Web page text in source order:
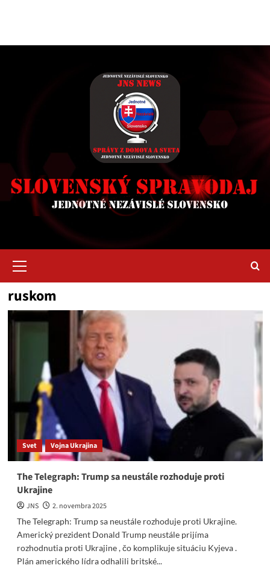
Menu
ruskom
Svet Vojna Ukrajina
The Telegraph: Trump sa neustále rozhoduje proti
Ukrajine
JNS
2. novembra 2025
The Telegraph: Trump sa neustále rozhoduje proti Ukrajine.
Americký prezident Donald Trump neustále prijíma
rozhodnutia proti Ukrajine , čo komplikuje situáciu Kyjeva .
Plán amerického lídra odhalili britské...